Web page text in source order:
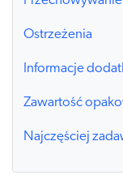
Ostrzeżenia
Informacje
Zawartość
Najczęściej